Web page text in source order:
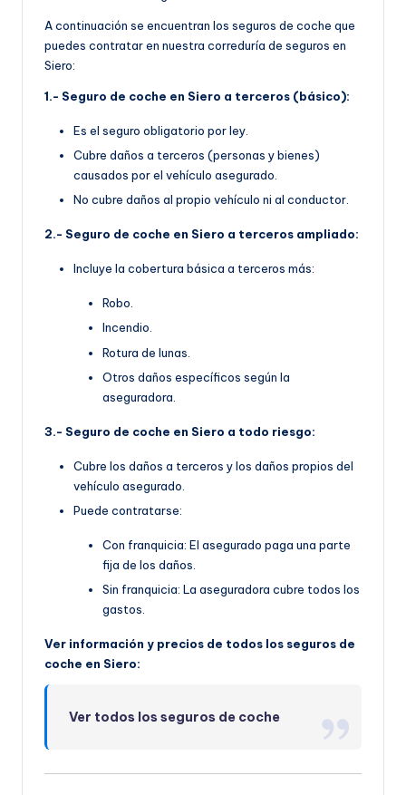
A continuación se encuentran los seguros de coche que
puedes contratar en nuestra correduría de seguros en
Siero:
1.- Seguro de coche en Siero a terceros (básico):
Es el seguro obligatorio por ley.
Cubre daños a terceros (personas y bienes)
causados por el vehículo asegurado.
No cubre daños al propio vehículo ni al conductor.
2.- Seguro de coche en Siero a terceros ampliado:
Incluye la cobertura básica a terceros más:
Robo.
Incendio.
Rotura de lunas.
Otros daños específicos según la
aseguradora.
3.- Seguro de coche en Siero a todo riesgo:
Cubre los daños a terceros y los daños propios del
vehículo asegurado.
Puede contratarse:
Con franquicia: El asegurado paga una parte
fija de los daños.
Sin franquicia: La aseguradora cubre todos los
gastos.
Ver información y precios de todos los seguros de
coche en Siero:
Ver todos los seguros de coche